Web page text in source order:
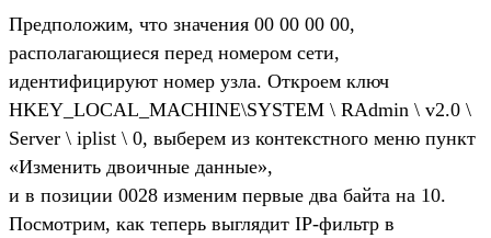
Предположим, что значения 00 00 00 00,
располагающиеся перед номером сети,
идентифицируют номер узла. Откроем ключ
HKEY_LOCAL_MACHINE\SYSTEM \ RAdmin \ v2.0 \
Server \ iplist \ 0, выберем из контекстного меню пункт
«Изменить двоичные данные»,
и в позиции 0028 изменим первые два байта на 10.
Посмотрим, как теперь выглядит IP-фильтр в